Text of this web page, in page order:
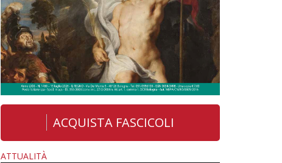
ACQUISTA FASCICOLI
ATTUALITÀ